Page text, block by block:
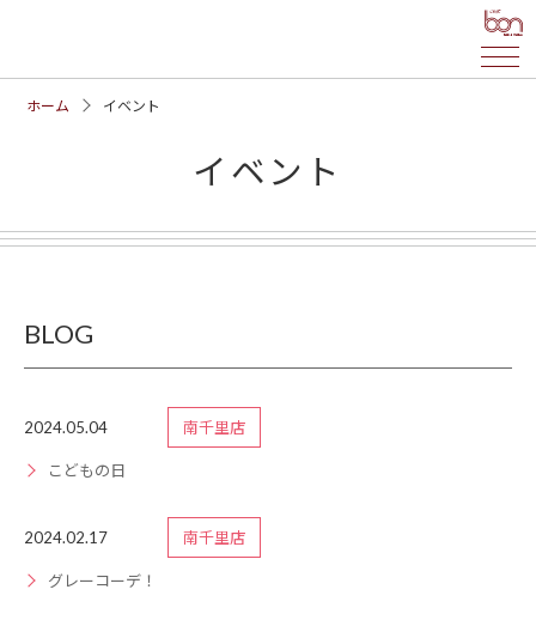
ホーム イベント
イベント
BLOG
2024.05.04 南千里店
こどもの日
2024.02.17 南千里店
グレーコーデ！